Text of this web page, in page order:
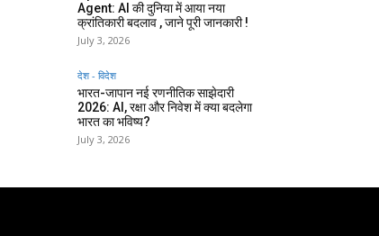
Agent: AI की दुनिया में आया नया
क्रांतिकारी बदलाव , जाने पूरी जानकारी !
July 3, 2026
देश - विदेश
भारत-जापान नई रणनीतिक साझेदारी
2026: AI, रक्षा और निवेश में क्या बदलेगा
भारत का भविष्य?
July 3, 2026